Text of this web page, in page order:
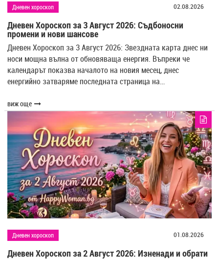
Дневен хороскоп 02.08.2026
Дневен Хороскоп за 3 Август 2026: Съдбоносни
промени и нови шансове
Дневен Хороскоп за 3 Август 2026: Звездната карта днес ни
носи мощна вълна от обновяваща енергия. Въпреки че
календарът показва началото на новия месец, днес
енергийно затваряме последната страница на…
виж още
Дневен хороскоп 01.08.2026
Дневен Хороскоп за 2 Август 2026: Изненади и обрати